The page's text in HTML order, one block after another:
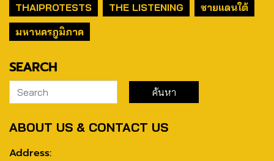
THAIPROTESTS
THE LISTENING
ชายแดนใต้
มหานครภูมิภาค
SEARCH
ABOUT US & CONTACT US
Address: